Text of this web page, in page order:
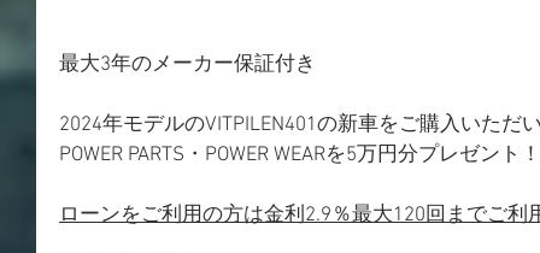
最大3年のメーカー保証付き
​2024年モデルのVITPILEN401の新車をご購入いただ
POWER PARTS・POWER WEARを5万円分プレゼント！
ローンをご利用の方は金利2.9％最大120回までご利